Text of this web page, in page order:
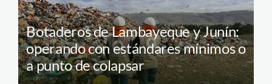
Botaderos de Lambayeque y Junín:
operando con estándares mínimos o
a punto de colapsar